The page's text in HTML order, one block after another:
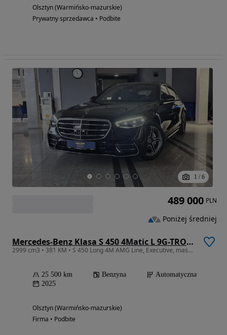
Olsztyn (Warmińsko-mazurskie)
Prywatny sprzedawca • Podbite
1 / 6
Mercedes-Benz Klasa S 450 4Matic L 9G-TRONIC
2999 cm3 • 381 KM • S 450 Long 4M AMG Line, Executive, masaże, Faktura, Gwarancja
25 500 km Benzyna
Automatyczna
2025
Olsztyn (Warmińsko-mazurskie)
Firma • Podbite
489 000 PLN
Poniżej średniej